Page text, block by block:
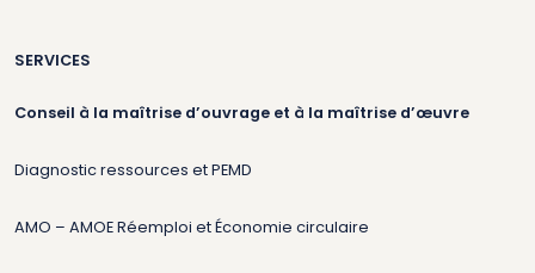
SERVICES
Conseil à la maîtrise d’ouvrage et à la maîtrise d’œuvre
Diagnostic ressources et PEMD
AMO – AMOE Réemploi et Économie circulaire